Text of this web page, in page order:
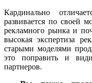
Кардинально
развивается по своей
рекламного рынка и
высокая экспертиза
старыми моделями
это поправить и
партнеров.